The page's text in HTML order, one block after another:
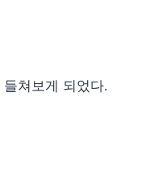
쳐보게 되었다.